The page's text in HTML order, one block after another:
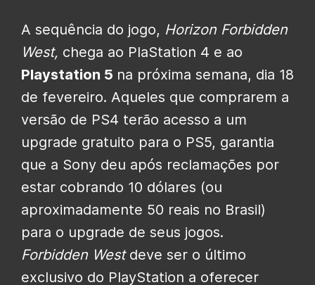
A sequência do jogo, Horizon Forbidden
West, chega ao PlaStation 4 e ao
Playstation 5 na próxima semana, dia 18
de fevereiro. Aqueles que comprarem a
versão de PS4 terão acesso a um
upgrade gratuito para o PS5, garantia
que a Sony deu após reclamações por
estar cobrando 10 dólares (ou
aproximadamente 50 reais no Brasil)
para o upgrade de seus jogos.
Forbidden West deve ser o último
exclusivo do PlayStation a oferecer